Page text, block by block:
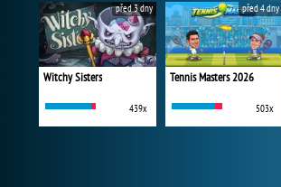
Witchy Sisters
439x
před 3 dny
Tennis Masters 2026
503x
před 4 dny